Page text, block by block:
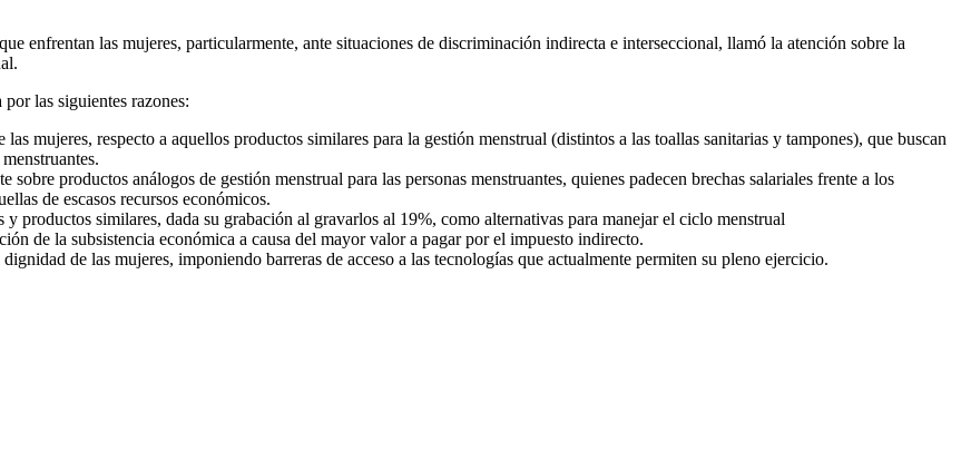
enfrentan las mujeres, particularmente, ante situaciones de discriminación indirecta e interseccional, llamó la atención sobre la
las siguientes razones:
mujeres, respecto a aquellos productos similares para la gestión menstrual (distintos a las toallas sanitarias y tampones), que buscan
productos análogos de gestión menstrual para las personas menstruantes, quienes padecen brechas salariales frente a los
de escasos recursos económicos.
productos similares, dada su grabación al gravarlos al 19%, como alternativas para manejar el ciclo menstrual
de la subsistencia económica a causa del mayor valor a pagar por el impuesto indirecto.
de las mujeres, imponiendo barreras de acceso a las tecnologías que actualmente permiten su pleno ejercicio.